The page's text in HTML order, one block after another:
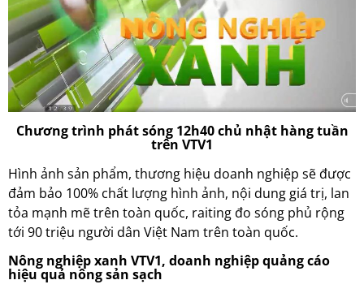
Chương trình phát sóng 12h40 chủ nhật hàng tuần
trên VTV1
Hình ảnh sản phẩm, thương hiệu doanh nghiệp sẽ được
đảm bảo 100% chất lượng hình ảnh, nội dung giá trị, lan
tỏa mạnh mẽ trên toàn quốc, raiting đo sóng phủ rộng
tới 90 triệu người dân Việt Nam trên toàn quốc.
Nông nghiệp xanh VTV1, doanh nghiệp quảng cáo
hiệu quả nông sản sạch